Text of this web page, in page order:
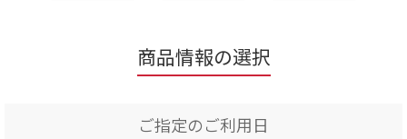
商品情報の選択
ご指定のご利用日